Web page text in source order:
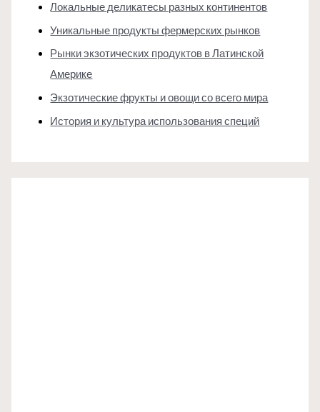
Локальные деликатесы разных континентов
Уникальные продукты фермерских рынков
Рынки экзотических продуктов в Латинской
Америке
Экзотические фрукты и овощи со всего мира
История и культура использования специй